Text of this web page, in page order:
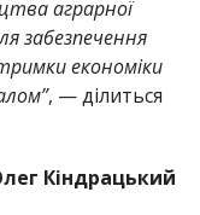
аграрної
забезпечення
економіки
, — ділиться
Кіндрацький